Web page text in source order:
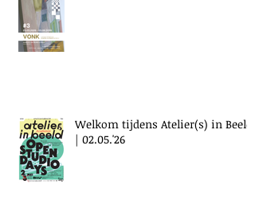
Welkom tijdens Atelier(s) in Beeld
| 02.05.'26